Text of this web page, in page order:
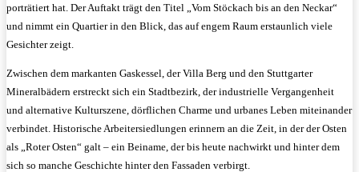
porträtiert hat. Der Auftakt trägt den Titel „Vom Stöckach bis an den Neckar“
und nimmt ein Quartier in den Blick, das auf engem Raum erstaunlich viele
Gesichter zeigt.
Zwischen dem markanten Gaskessel, der Villa Berg und den Stuttgarter
Mineralbädern erstreckt sich ein Stadtbezirk, der industrielle Vergangenheit
und alternative Kulturszene, dörflichen Charme und urbanes Leben miteinander
verbindet. Historische Arbeitersiedlungen erinnern an die Zeit, in der der Osten
als „Roter Osten“ galt – ein Beiname, der bis heute nachwirkt und hinter dem
sich so manche Geschichte hinter den Fassaden verbirgt.